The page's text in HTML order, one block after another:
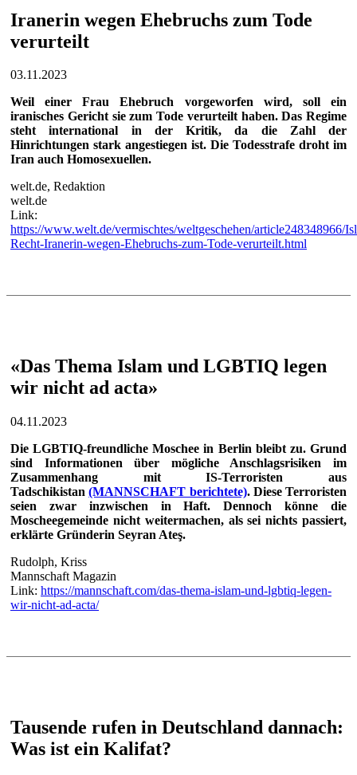
Iranerin wegen Ehebruchs zum Tode
verurteilt
03.11.2023
Weil einer Frau Ehebruch vorgeworfen wird, soll ein
iranisches Gericht sie zum Tode verurteilt haben. Das Regime
steht international in der Kritik, da die Zahl der
Hinrichtungen stark angestiegen ist. Die Todesstrafe droht im
Iran auch Homosexuellen.
welt.de, Redaktion
welt.de
Link:
https://www.welt.de/vermischtes/weltgeschehen/article248348966/
Recht-Iranerin-wegen-Ehebruchs-zum-Tode-verurteilt.html
«Das Thema Islam und LGBTIQ legen
wir nicht ad acta»
04.11.2023
Die LGBTIQ-freundliche Moschee in Berlin bleibt zu. Grund
sind Informationen über mögliche Anschlagsrisiken im
Zusammenhang mit IS-Terroristen aus
Tadschikistan(MANNSCHAFT berichtete). Diese Terroristen
seien zwar inzwischen in Haft. Dennoch könne die
Moscheegemeinde nicht weitermachen, als sei nichts passiert,
erklärte Gründerin Seyran Ateş.
Rudolph, Kriss
Mannschaft Magazin
Link: https://mannschaft.com/das-thema-islam-und-lgbtiq-legen-
wir-nicht-ad-acta/
Tausende rufen in Deutschland dannach:
Was ist ein Kalifat?